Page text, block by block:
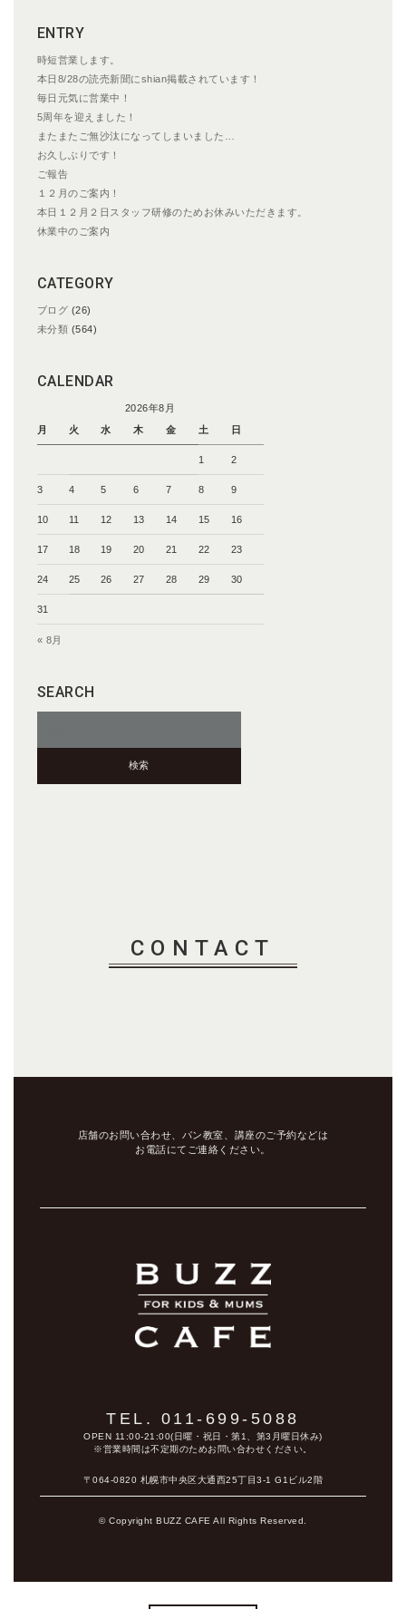
ENTRY
時短営業します。
本日8/28の読売新聞にshian掲載されています！
毎日元気に営業中！
5周年を迎えました！
またまたご無沙汰になってしまいました…
お久しぶりです！
ご報告
１２月のご案内！
本日１２月２日スタッフ研修のためお休みいただきます。
休業中のご案内
CATEGORY
ブログ (26)
未分類 (564)
CALENDAR
2026年8月
月
火 水 木 金 土 日
1 2
3 4 5 6 7 8 9
10 11 12 13 14 15 16
17 18 19 20 21 22 23
24 25 26 27 28 29 30
31
« 8月
SEARCH
CONTACT
店舗のお問い合わせ、パン教室、講座のご予約などは
お電話にてご連絡ください。
TEL. 011-699-5088
OPEN 11:00-21:00(日曜・祝日・第1、第3月曜日休み)
※営業時間は不定期のためお問い合わせください。
〒064-0820 札幌市中央区大通西25丁目3-1 G1ビル2階
© Copyright BUZZ CAFE All Rights Reserved.